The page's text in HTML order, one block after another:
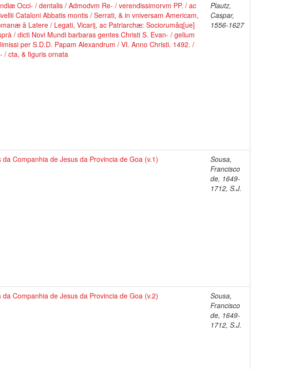
Occi- / dentalis / Admodvm Re- / verendissimorvm PP. / ac
Cataloni Abbatis montis / Serrati, & in vniversam Americam,
â Latere / Legati, Vicarij, ac Patriarchæ: Sociorumâq[ue]
/ dicti Novi Mundi barbaras gentes Christi S. Evan- / gelium
per S.D.D. Papam Alexandrum / VI. Anno Christi. 1492. /
/ cta, & figuris ornata
Plautz,
Caspar,
1556-1627
Companhia de Jesus da Provincia de Goa (v.1)
Sousa,
Francisco
de, 1649-
1712, S.J.
Companhia de Jesus da Provincia de Goa (v.2)
Sousa,
Francisco
de, 1649-
1712, S.J.